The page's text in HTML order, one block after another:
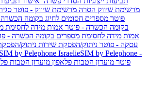
מרשימת שיווק הסרה מרשימת שיווק - פוטר
פוטר מספרים חסומים לחיוג בקומה הכשרה
בקומה הכשרה - פוטר אמות מידה לחסימת
אמות מידה לחסימת מספרים בקומה הכשרה -
עסקה - פוטר ניתוק/הפסקת שירות ניתוק/
by Pelephone IsraelieSIM by Pelephone -
פוטר מועדון הטבות פלאפון מועדון הטבות